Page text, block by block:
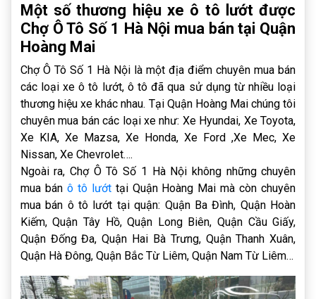
Một số thương hiệu xe ô tô lướt được
Chợ Ô Tô Số 1 Hà Nội mua bán tại Quận
Hoàng Mai
Chợ Ô Tô Số 1 Hà Nội là một địa điểm chuyên mua bán
các loại xe ô tô lướt, ô tô đã qua sử dụng từ nhiều loại
thương hiệu xe khác nhau. Tại Quận Hoàng Mai chúng tôi
chuyên mua bán các loại xe như: Xe Hyundai, Xe Toyota,
Xe KIA, Xe Mazsa, Xe Honda, Xe Ford ,Xe Mec, Xe
Nissan, Xe Chevrolet….
Ngoài ra, Chợ Ô Tô Số 1 Hà Nội không những chuyên
mua bán ô tô lướttại Quận Hoàng Mai mà còn chuyên
mua bán ô tô lướt tại quận: Quận Ba Đình, Quận Hoàn
Kiếm, Quận Tây Hồ, Quận Long Biên, Quận Cầu Giấy,
Quận Đống Đa, Quận Hai Bà Trưng, Quận Thanh Xuân,
Quận Hà Đông, Quận Bắc Từ Liêm, Quận Nam Từ Liêm…